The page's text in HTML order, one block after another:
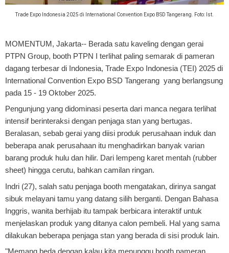
Trade Expo Indonesia 2025 di International Convention Expo BSD Tangerang. Foto: Ist.
MOMENTUM, Jakarta-- Berada satu kaveling dengan gerai
PTPN Group, booth PTPN I terlihat paling semarak di pameran
dagang terbesar di Indonesia, Trade Expo Indonesia (TEI) 2025 di
International Convention Expo BSD Tangerang yang berlangsung
pada 15 - 19 Oktober 2025.
Pengunjung yang didominasi peserta dari manca negara terlihat
intensif berinteraksi dengan penjaga stan yang bertugas.
Beralasan, sebab gerai yang diisi produk perusahaan induk dan
beberapa anak perusahaan itu menghadirkan banyak varian
barang produk hulu dan hilir. Dari lempeng karet mentah (rubber
sheet) hingga cerutu, bahkan camilan ringan.
Indri (27), salah satu penjaga booth mengatakan, dirinya sangat
sibuk melayani tamu yang datang silih berganti. Dengan Bahasa
Inggris, wanita berhijab itu tampak berbicara interaktif untuk
menjelaskan produk yang ditanya calon pembeli. Hal yang sama
dilakukan beberapa penjaga stan yang berada di sisi produk lain.